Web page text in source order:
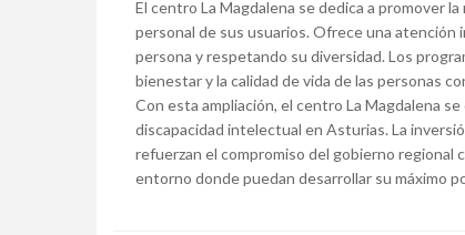
El centro La Magdalena se dedica a promover
personal de sus usuarios. Ofrece una atención
persona y respetando su diversidad. Los
bienestar y la calidad de vida de las personas
Con esta ampliación, el centro La Magdalena
discapacidad intelectual en Asturias. La
refuerzan el compromiso del gobierno regional
entorno donde puedan desarrollar su máximo